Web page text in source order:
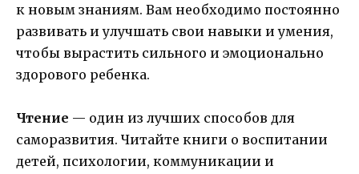
к новым знаниям. Вам необходимо постоянно
развивать и улучшать свои навыки и умения,
чтобы вырастить сильного и эмоционально
здорового ребенка.
Чтение — один из лучших способов для
саморазвития. Читайте книги о воспитании
детей, психологии, коммуникации и